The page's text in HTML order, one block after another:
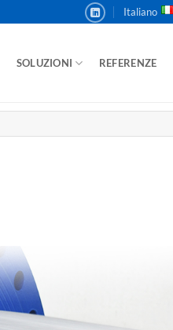
Italiano
SOLUZIONI REFERENZE